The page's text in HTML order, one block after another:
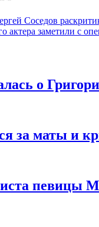
Соседов
актера заметили с
о
за маты и
певицы